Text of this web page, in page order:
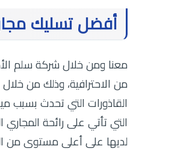
أفضل تسليك
معنا ومن خلال شركة سلم
من الاحترافية، وذلك من
القاذورات التي تحدث بسبب
التي تأتي على رائحة
لديها على أعلى مستوى من